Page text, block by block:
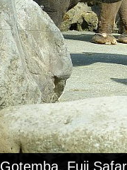
Gotemba, Fuji